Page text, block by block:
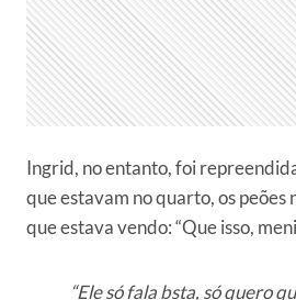
Ingrid, no entanto, foi
que estavam no quarto, os
que estava vendo: “Que isso,
“Ele só fala bsta, só quero